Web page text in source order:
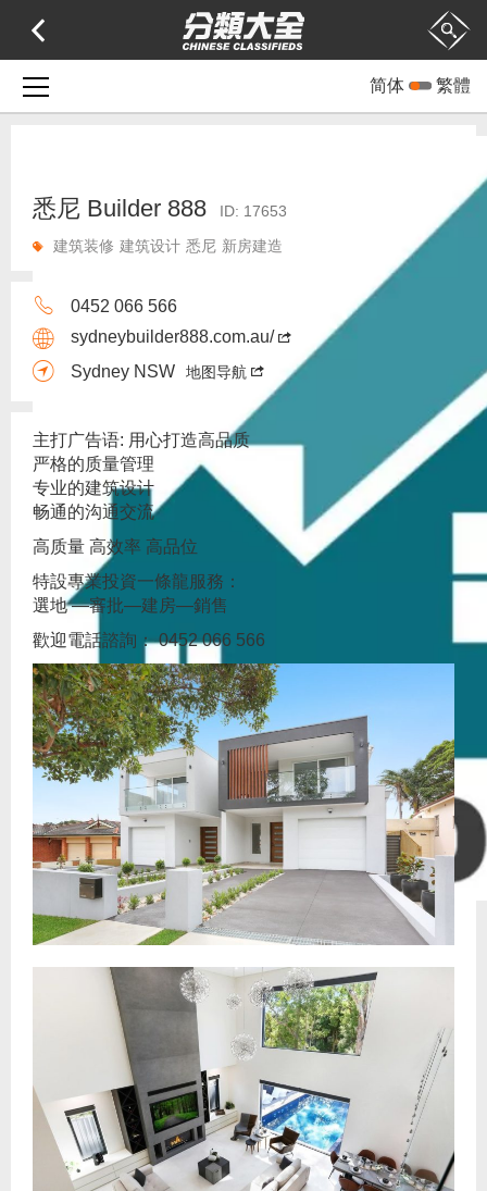
简体 繁體
悉尼 Builder 888
ID: 17653
建筑装修 建筑设计 悉尼 新房建造
0452 066 566
sydneybuilder888.com.au/
Sydney NSW
地图导航
主打广告语: 用心打造高品质
严格的质量管理
专业的建筑设计
畅通的沟通交流
高质量 高效率 高品位
特設專業投資一條龍服務：
選地 —審批—建房—銷售
歡迎電話諮詢： 0452 066 566